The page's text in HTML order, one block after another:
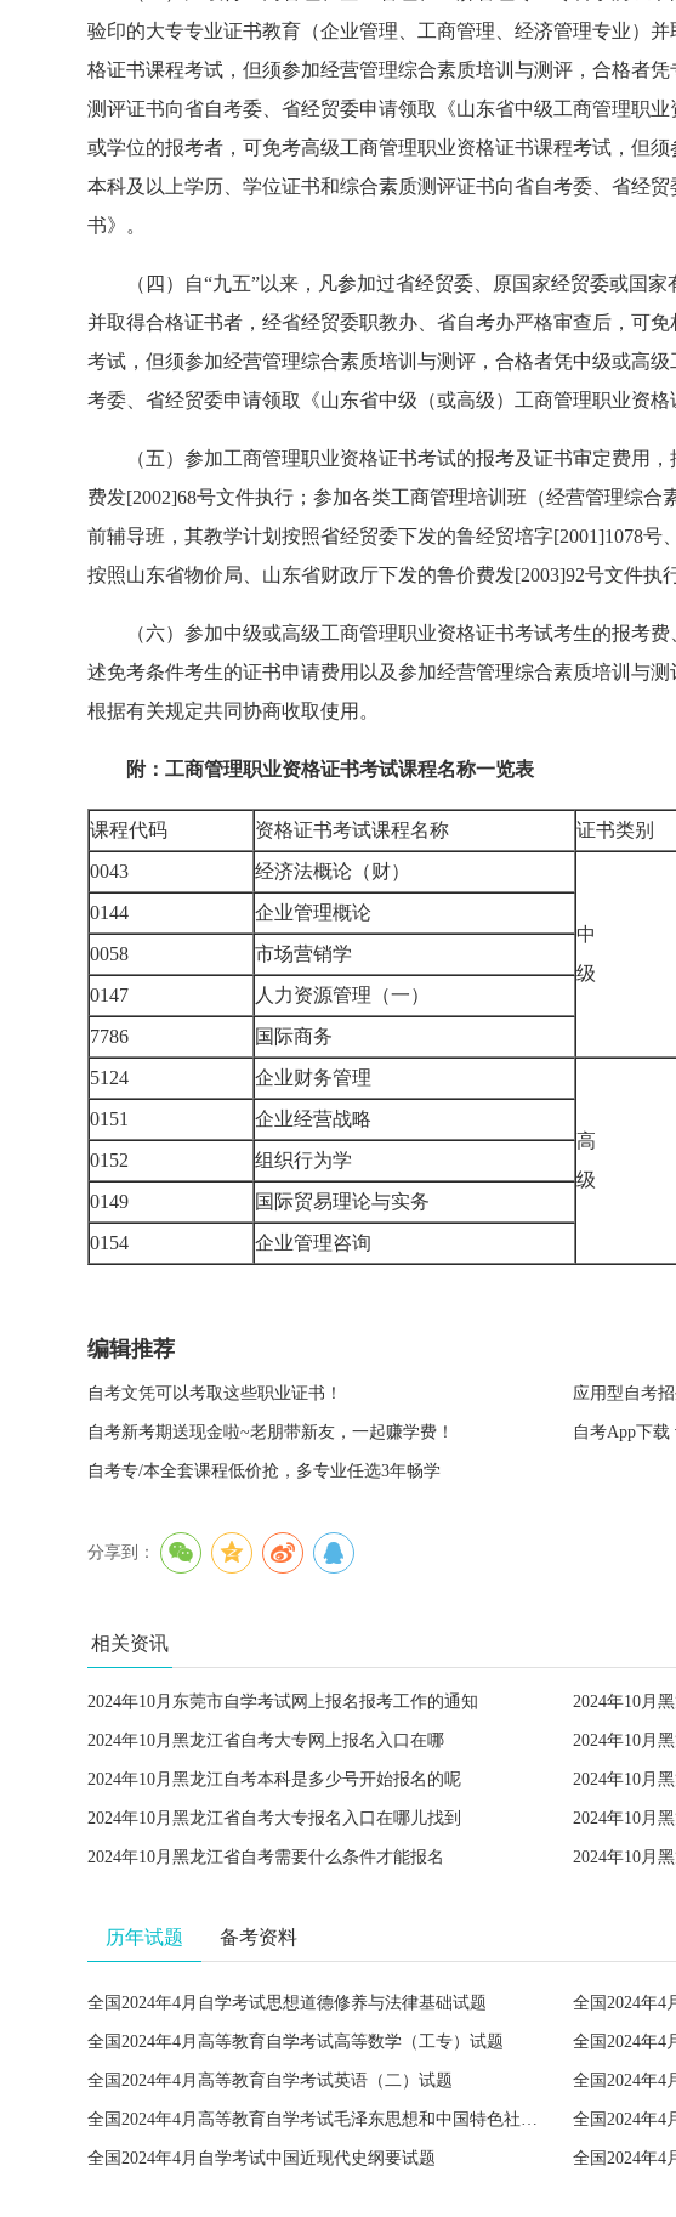
验印的大专专业证书教育（企业管理、工商管理、经济管理专业）
格证书课程考试，但须参加经营管理综合素质培训与测评，合格者
测评证书向省自考委、省经贸委申请领取《山东省中级工商管理职
或学位的报考者，可免考高级工商管理职业资格证书课程考试，但
本科及以上学历、学位证书和综合素质测评证书向省自考委、省经
书》。
（四）自“九五”以来，凡参加过省经贸委、原国家经贸委或国家
并取得合格证书者，经省经贸委职教办、省自考办严格审查后，可
考试，但须参加经营管理综合素质培训与测评，合格者凭中级或高
考委、省经贸委申请领取《山东省中级（或高级）工商管理职业资格
（五）参加工商管理职业资格证书考试的报考及证书审定费用，
费发[2002]68号文件执行；参加各类工商管理培训班（经营管理综
前辅导班，其教学计划按照省经贸委下发的鲁经贸培字[2001]1078号
按照山东省物价局、山东省财政厅下发的鲁价费发[2003]92号文件执行
（六）参加中级或高级工商管理职业资格证书考试考生的报考费
述免考条件考生的证书申请费用以及参加经营管理综合素质培训与
根据有关规定共同协商收取使用。
附：工商管理职业资格证书考试课程名称一览表
课程代码 资格证书考试课程名称
证书类
0043
经济法概论（财）
中
级
0144
企业管理概论
0058
市场营销学
0147
人力资源管理（一）
7786
国际商务
5124
企业财务管理
高
级
0151
企业经营战略
0152
组织行为学
0149
国际贸易理论与实务
0154
企业管理咨询
编辑推荐
自考文凭可以考取这些职业证书！ 应用型自考
自考新考期送现金啦~老朋带新友，一起赚学费！ 自考App下
自考专/本全套课程低价抢，多专业任选3年畅学
分享到：
相关资讯
2024年10月东莞市自学考试网上报名报考工作的通知 2024年10月
2024年10月黑龙江省自考大专网上报名入口在哪 2024年10月
2024年10月黑龙江自考本科是多少号开始报名的呢 2024年10月
2024年10月黑龙江省自考大专报名入口在哪儿找到 2024年10月
2024年10月黑龙江省自考需要什么条件才能报名 2024年10月
历年试题 备考资料
全国2024年4月自学考试思想道德修养与法律基础试题
全国2024年4月高等教育自学考试高等数学（工专）试题 全国2024年4
全国2024年4月高等教育自学考试英语（二）试题 全国2024年4
全国2024年4月高等教育自学考试毛泽东思想和中国特色社会主义理论体系概论试题 全国2024年4
全国2024年4月自学考试中国近现代史纲要试题 全国2024年4